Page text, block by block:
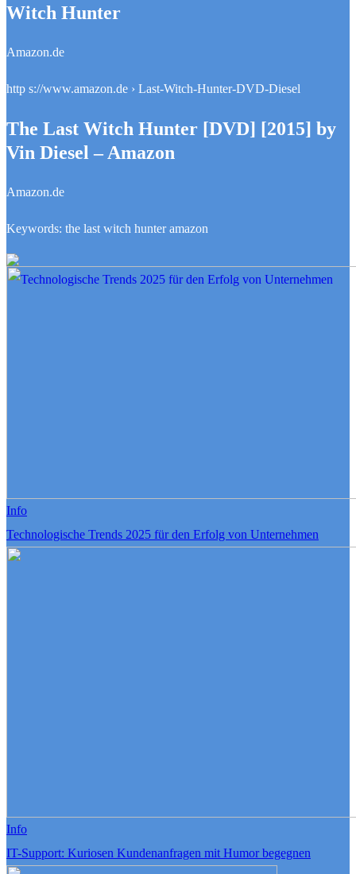
Witch Hunter
Amazon.de
http s://www.amazon.de › Last-Witch-Hunter-DVD-Diesel
The Last Witch Hunter [DVD] [2015] by
Vin Diesel – Amazon
Amazon.de
Keywords: the last witch hunter amazon
Info
Technologische Trends 2025 für den Erfolg von Unternehmen
Info
IT-Support: Kuriosen Kundenanfragen mit Humor begegnen